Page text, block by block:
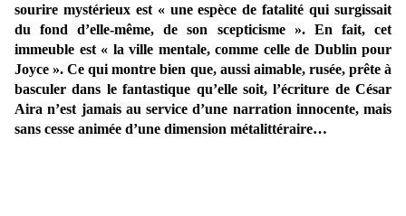
sourire mystérieux est « une espèce de fatalité qui surgissait
du fond d’elle-même, de son scepticisme ». En fait, cet
immeuble est « la ville mentale, comme celle de Dublin pour
Joyce ». Ce qui montre bien que, aussi aimable, rusée, prête à
basculer dans le fantastique qu’elle soit, l’écriture de César
Aira n’est jamais au service d’une narration innocente, mais
sans cesse animée d’une dimension métalittéraire…